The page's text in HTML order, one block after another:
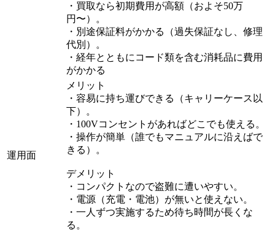
・買取なら初期費用が高額（およそ50万
円〜）。
・別途保証料がかかる（過失保証なし、修理
代別）。
・経年とともにコード類を含む消耗品に費用
がかかる
運用面
メリット
・容易に持ち運びできる（キャリーケース以
下）。
・100Vコンセントがあればどこでも使える。
・操作が簡単（誰でもマニュアルに沿えばで
きる）。
デメリット
・コンパクトなので盗難に遭いやすい。
・電源（充電・電池）が無いと使えない。
・一人ずつ実施するため待ち時間が長くな
る。